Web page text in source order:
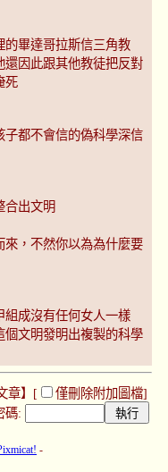
的畢達哥拉斯信三角教
還因此跟其他教徒把反對
死
子都不會信的偽科學深信
合出文明
，不然你以為為什麼要
組成沒有任何女人一樣
個文明發明出複製的科學
章】[ 僅刪除附加圖檔]
碼:
-